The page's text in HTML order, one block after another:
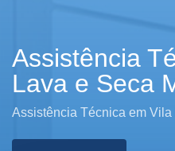
Assistência
Lava e Seca
Assistência Técnica em